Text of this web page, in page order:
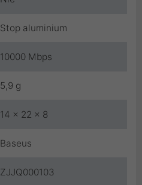
Stop aluminium
10000 Mbps
5,9 g
14 x 22 x 8
Baseus
ZJJQ000103